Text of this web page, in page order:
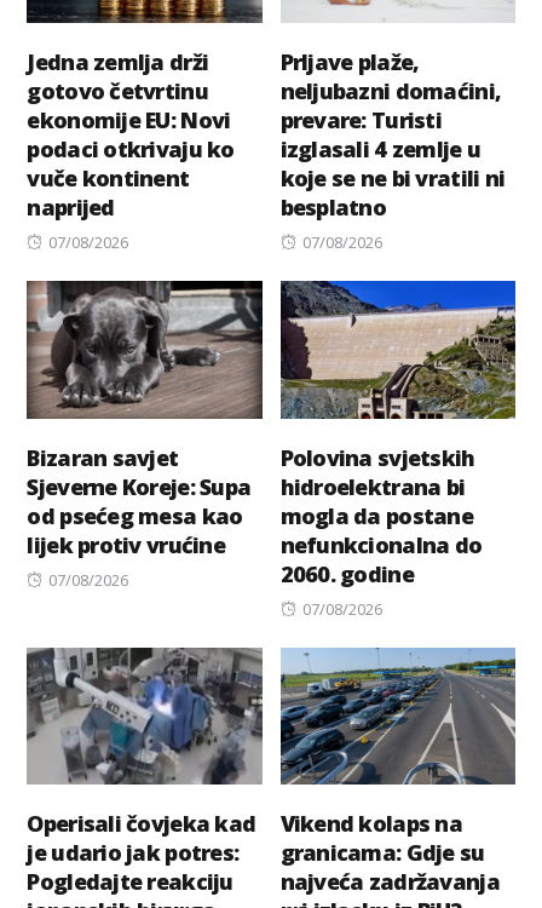
Jedna zemlja drži
gotovo četvrtinu
ekonomije EU: Novi
podaci otkrivaju ko
vuče kontinent
naprijed
Posted
07/08/2026
Prljave plaže,
neljubazni domaćini,
prevare: Turisti
izglasali 4 zemlje u
koje se ne bi vratili ni
besplatno
Posted
07/08/2026
Bizaran savjet
Sjeverne Koreje: Supa
od psećeg mesa kao
lijek protiv vrućine
Posted
07/08/2026
Polovina svjetskih
hidroelektrana bi
mogla da postane
nefunkcionalna do
2060. godine
Posted
07/08/2026
Operisali čovjeka kad
je udario jak potres:
Pogledajte reakciju
Vikend kolaps na
granicama: Gdje su
najveća zadržavanja